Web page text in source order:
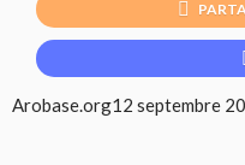
Arobase.org12 septembre